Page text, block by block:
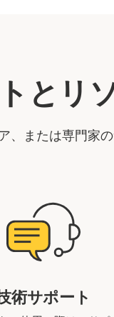
とリ
、または専門家
術サポート